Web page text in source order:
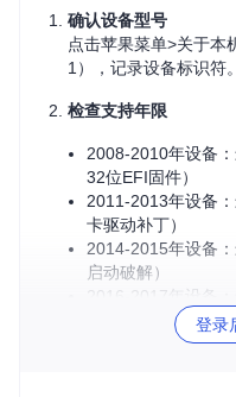
确认设备型号
点击苹果菜单>关于本
1），记录设备标识符。
检查支持年限
2008-2010年设备
32位EFI固件）
2011-2013年设备
卡驱动补丁）
2014-2015年设备
启动破解）
2016-2017年设备
登录